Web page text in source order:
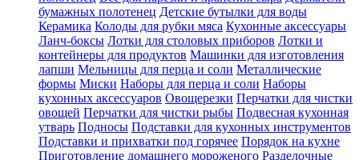
бумажных полотенец Детские бутылки для воды
Керамика Колоды для рубки мяса Кухонные аксессуары
Ланч-боксы Лотки для столовых приборов Лотки и
контейнеры для продуктов Машинки для изготовления
лапши Мельницы для перца и соли Металлические
формы Миски Наборы для перца и соли Наборы
кухонных аксессуаров Овощерезки Перчатки для чистки
овощей Перчатки для чистки рыбы Подвесная кухонная
утварь Подносы Подставки для кухонных инструментов
Подставки и прихватки под горячее Порядок на кухне
Приготовление домашнего мороженого Разделочные